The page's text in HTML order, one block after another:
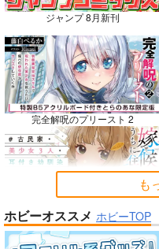
BLUE nankaAkanjin
oOMNIBUS
ハイパーソニックソウ
ル
3,025円 （税込）
カルナ
サンプル
社畜
ペシャ
赤茄子
専売
あさ
七海龍
ジャンプ 8月新刊
完全解呪のプリースト 2
嫁候補、うちに住むらしい。 #古民
家・美少女3人・耳付き幼馴染
も
ホビーオススメ ホビーTOP